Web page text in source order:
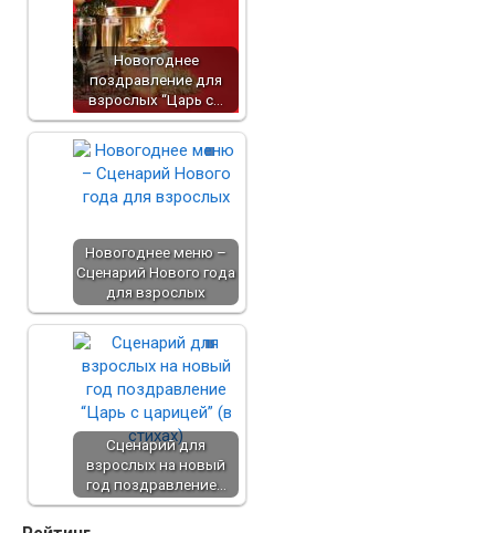
Новогоднее
поздравление для
взрослых “Царь с…
Новогоднее меню –
Сценарий Нового года
для взрослых
Сценарий для
взрослых на новый
год поздравление…